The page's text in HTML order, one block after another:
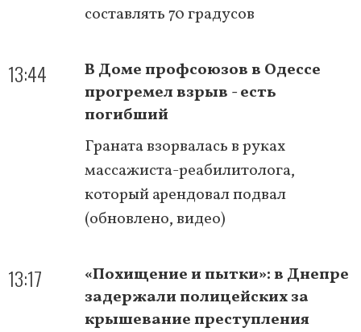
составлять 70 градусов
13:44
В Доме профсоюзов в Одессе
прогремел взрыв - есть
погибший
Граната взорвалась в руках
массажиста-реабилитолога,
который арендовал подвал
(обновлено, видео)
13:17
«Похищение и пытки»: в Днепре
задержали полицейских за
крышевание преступления